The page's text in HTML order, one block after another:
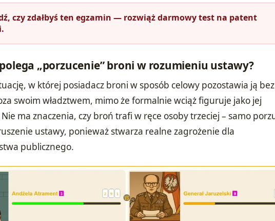
czy zdałbyś ten egzamin — rozwiąż darmowy test na patent
„porzucenie” broni w rozumieniu ustawy?
w której posiadacz broni w sposób celowy pozostawia ją bez
swoim władztwem, mimo że formalnie wciąż figuruje jako jej
ma znaczenia, czy broń trafi w ręce osoby trzeciej – samo
ustawy, ponieważ stwarza realne zagrożenie dla
publicznego.